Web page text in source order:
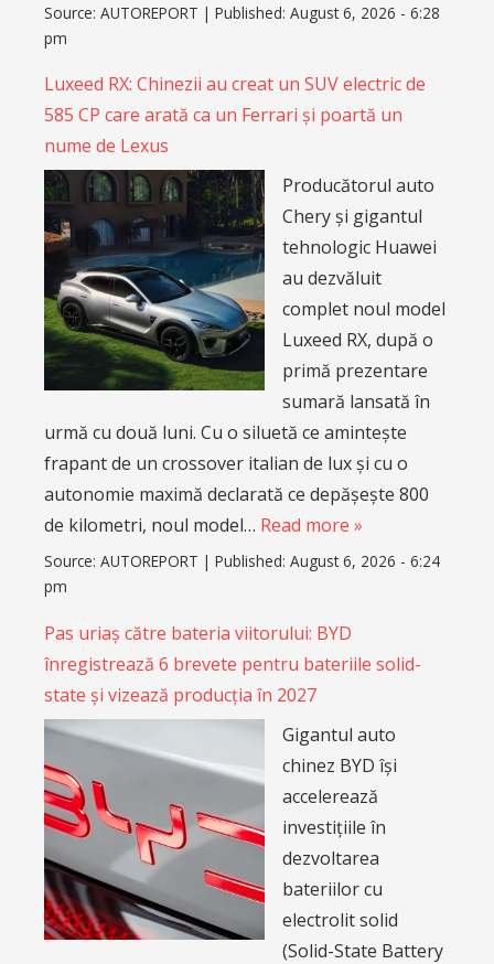
Source: AUTOREPORT | Published: August 6, 2026 - 6:28
pm
Luxeed RX: Chinezii au creat un SUV electric de
585 CP care arată ca un Ferrari și poartă un
nume de Lexus
Producătorul auto
Chery și gigantul
tehnologic Huawei
au dezvăluit
complet noul model
Luxeed RX, după o
primă prezentare
sumară lansată în
urmă cu două luni. Cu o siluetă ce amintește
frapant de un crossover italian de lux și cu o
autonomie maximă declarată ce depășește 800
de kilometri, noul model… Read more »
Source: AUTOREPORT | Published: August 6, 2026 - 6:24
pm
Pas uriaș către bateria viitorului: BYD
înregistrează 6 brevete pentru bateriile solid-
state și vizează producția în 2027
Gigantul auto
chinez BYD își
accelerează
investițiile în
dezvoltarea
bateriilor cu
electrolit solid
(Solid-State Battery